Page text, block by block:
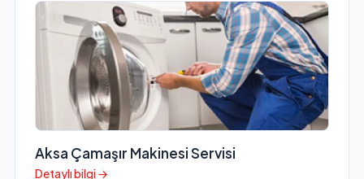
Aksa Çamaşır Makinesi Servisi
Detaylı bilgi →